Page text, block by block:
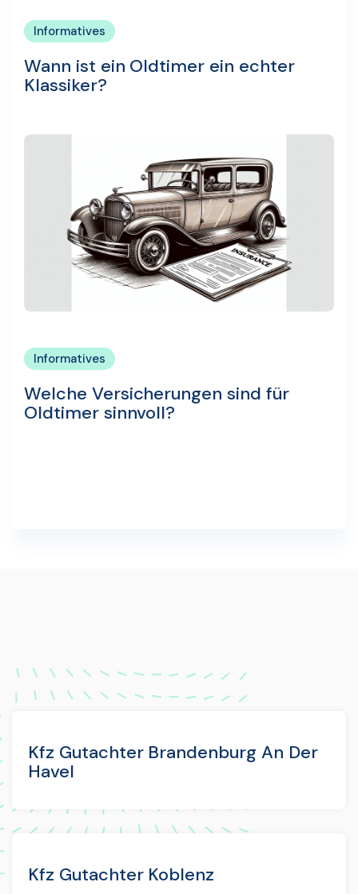
Informatives
Wann ist ein Oldtimer ein echter
Klassiker?
Informatives
Welche Versicherungen sind für
Oldtimer sinnvoll?
Kfz Gutachter Brandenburg An Der
Havel
Kfz Gutachter Koblenz